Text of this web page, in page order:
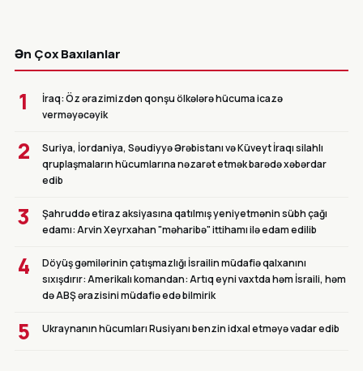
Ən Çox Baxılanlar
1
İraq: Öz ərazimizdən qonşu ölkələrə hücuma icazə
verməyəcəyik
2
Suriya, İordaniya, Səudiyyə Ərəbistanı və Küveyt İraqı silahlı
qruplaşmaların hücumlarına nəzarət etmək barədə xəbərdar
edib
3
Şahruddə etiraz aksiyasına qatılmış yeniyetmənin sübh çağı
edamı: Arvin Xeyrxahan "məharibə" ittihamı ilə edam edilib
4
Döyüş gəmilərinin çatışmazlığı İsrailin müdafiə qalxanını
sıxışdırır: Amerikalı komandan: Artıq eyni vaxtda həm İsraili, həm
də ABŞ ərazisini müdafiə edə bilmirik
5 Ukraynanın hücumları Rusiyanı benzin idxal etməyə vadar edib